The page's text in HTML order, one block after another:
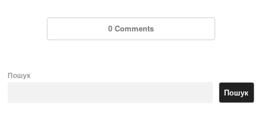
0 Comments
Пошук
Пошук